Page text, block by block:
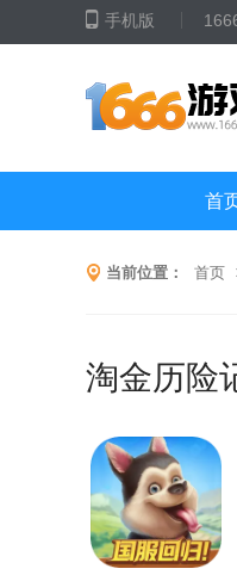
手机版
首
当前位置： 首页
淘金历险